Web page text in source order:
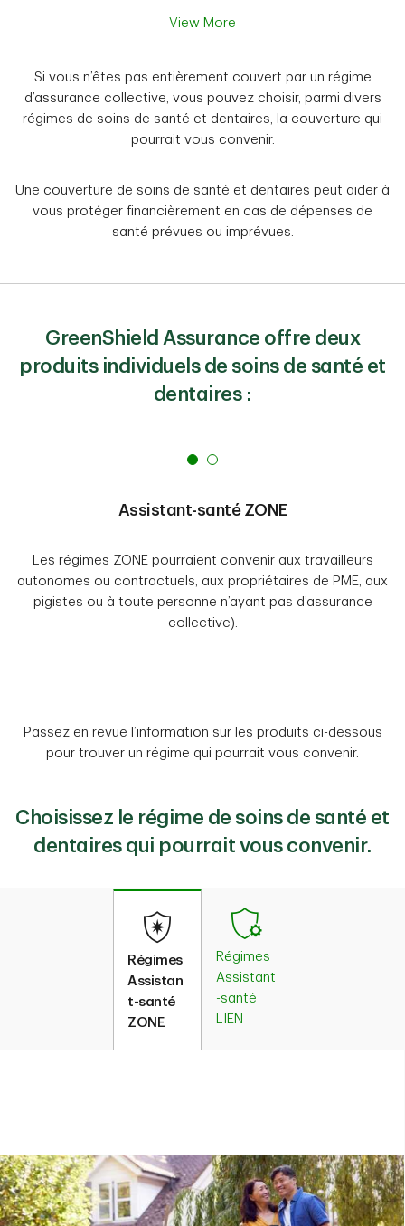
View More
Si vous n’êtes pas entièrement couvert par un régime
d’assurance collective, vous pouvez choisir, parmi divers
régimes de soins de santé et dentaires, la couverture qui
pourrait vous convenir.
Une couverture de soins de santé et dentaires peut aider à
vous protéger financièrement en cas de dépenses de
santé prévues ou imprévues.
GreenShield Assurance offre deux
produits individuels de soins de santé et
dentaires :
Assistant-santé ZONE
Les régimes ZONE pourraient convenir aux travailleurs
autonomes ou contractuels, aux propriétaires de PME, aux
pigistes ou à toute personne n’ayant pas d’assurance
collective).
Passez en revue l’information sur les produits ci-dessous
pour trouver un régime qui pourrait vous convenir.
Choisissez le régime de soins de santé et
dentaires qui pourrait vous convenir.
Régimes
Assistan
t-santé
ZONE
Régimes
Assistant
-santé
LIEN